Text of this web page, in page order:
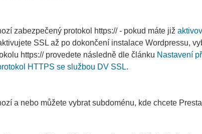
zabezpečený protokol https:// - pokud máte již
SSL až po dokončení instalace Wordpressu,
https:// provedete následně dle článku Nastavení
HTTPS se službou DV SSL.
a nebo můžete vybrat subdoménu, kde chcete